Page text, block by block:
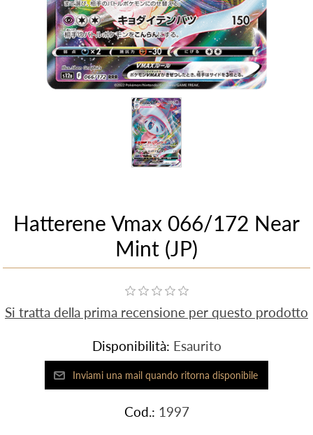
Hatterene Vmax 066/172 Near
Mint (JP)
Si tratta della prima recensione per questo prodotto
Disponibilità: Esaurito
Cod.: 1997